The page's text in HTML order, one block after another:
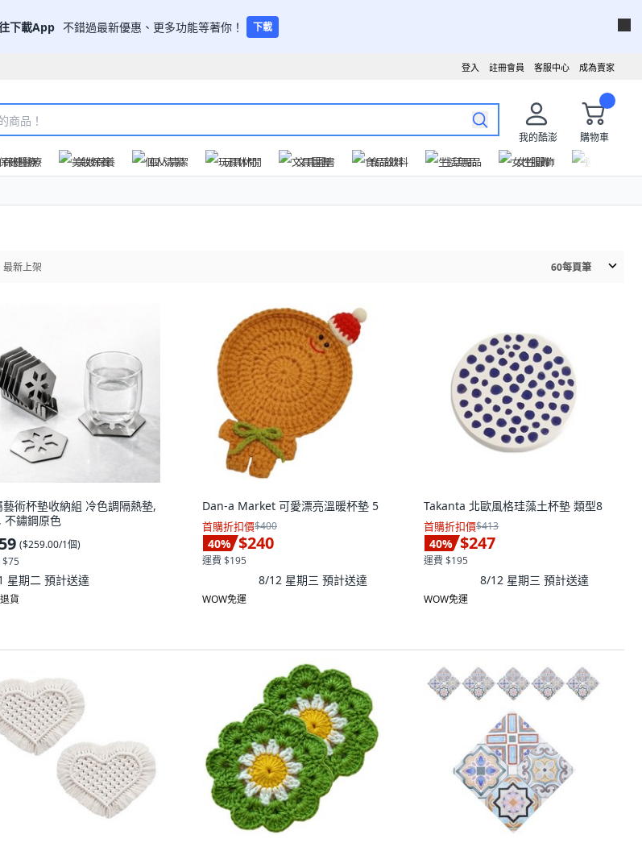
下載App 不錯過最新優惠、更多功能等著你！ 下載
成為賣家
客服中心
註冊會員
登入
我的酷澎
購物車
保健醫療 美妝保養 個人清潔 玩具休閒 文具圖書 食品飲料 生活用品 女性服飾
最新上架 60每頁筆
藝術杯墊收納組 冷色調隔熱墊,
不鏽鋼原色
($259.00/1個)
$75
星期二 預計送達
貨
Dan-a Market 可愛漂亮溫暖杯墊 5
首購折扣價$400
40% $240
運費 $195
8/12 星期三 預計送達
WOW免運
Takanta 北歐風格珪藻土杯墊 類型8
首購折扣價$413
40% $247
運費 $195
8/12 星期三 預計送達
WOW免運